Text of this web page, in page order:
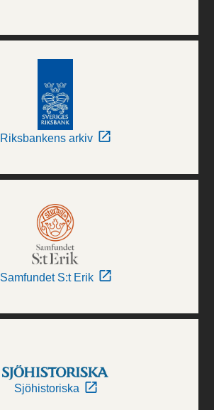
Riksbankens arkiv
Samfundet S:t Erik
Sjöhistoriska